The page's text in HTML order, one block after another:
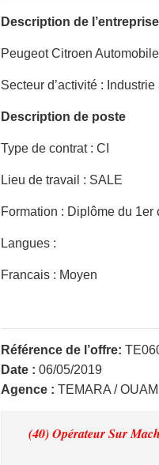
Description de l’entreprise
Peugeot Citroen
Secteur d’activité :
Description de poste
Type de contrat : CI
Lieu de travail : SALE
Formation : Diplôme du 1er
Langues :
Francais : Moyen
Référence de l’offre:
Date : 06/05/2019
Agence : TEMARA /
(40) Opérateur Sur